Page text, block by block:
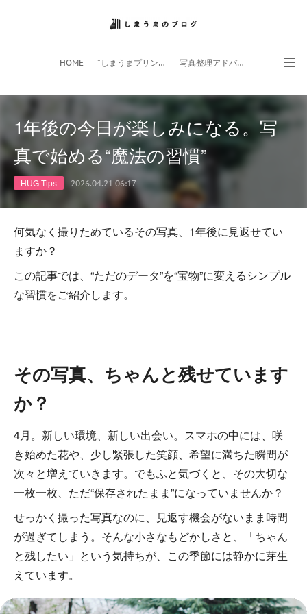
HOME ”しまうまプリント”サイト 写真整理アドバイザー
フォトライフ応援団 スマホアプリ
1年後の今日が楽しみになる。写
真で始める“魔法の習慣”
HUG Tips 2026.04.21 06:17
何気なく撮りためているその写真、1年後に見返せてい
ますか？
この記事では、“ただのデータ”を“宝物”に変えるシンプル
な習慣をご紹介します。
その写真、ちゃんと残せています
か？
4月。新しい環境、新しい出会い。スマホの中には、咲
き始めた花や、少し緊張した笑顔、希望に満ちた瞬間が
次々と増えていきます。でもふと気づくと、その大切な
一枚一枚、ただ“保存されたまま”になっていませんか？
せっかく撮った写真なのに、見返す機会がないまま時間
が過ぎてしまう。そんな小さなもどかしさと、「ちゃん
と残したい」という気持ちが、この季節には静かに芽生
えています。